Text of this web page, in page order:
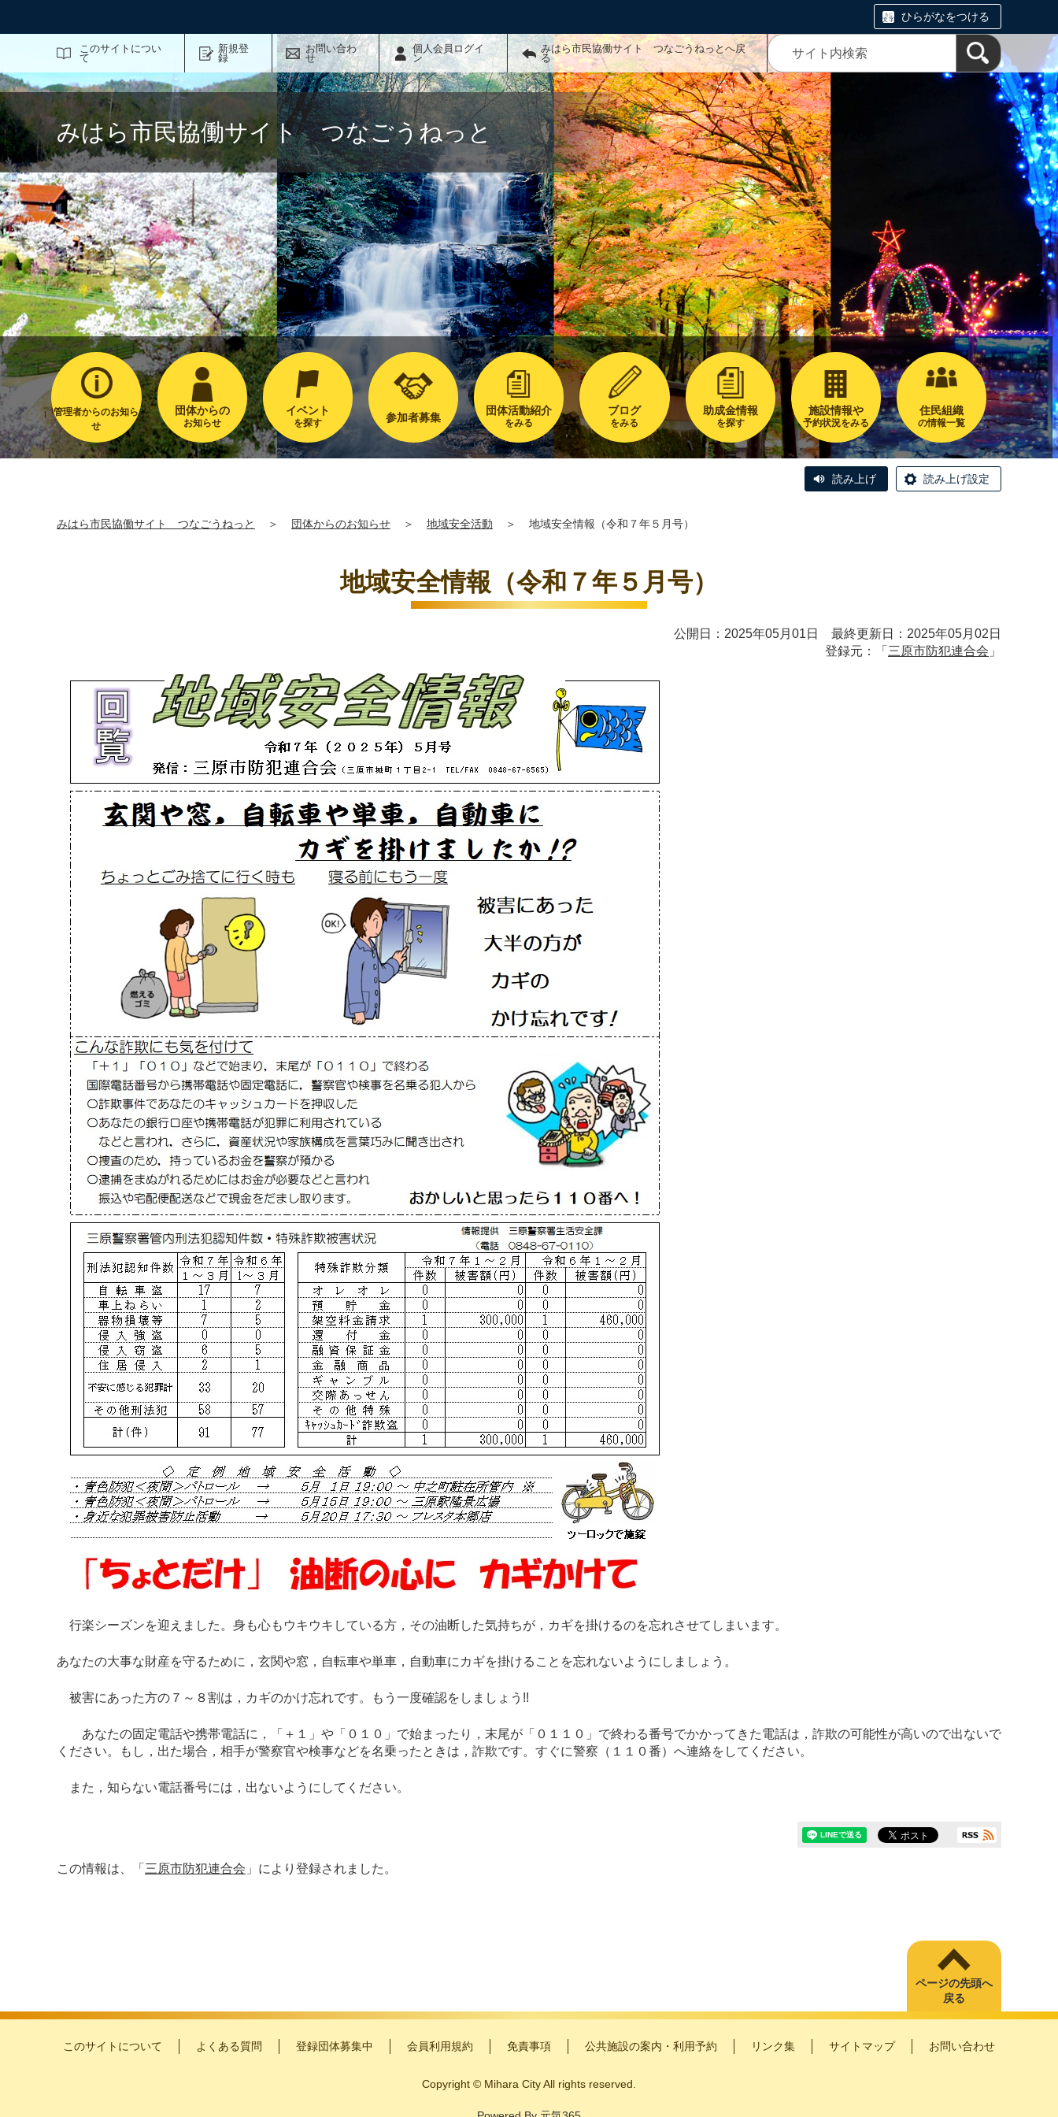
ひらがなをつける
このサイトについ
て
新規登
録
お問い合わ
せ
個人会員ログイ
ン
みはら市民協働サイト つなごうねっとへ戻
る
みはら市民協働サイト つなごうねっと
管理者からのお知ら
せ
団体からの
お知らせ
イベント
を探す 参加者募集
団体活動紹介
をみる
ブログ
をみる
助成金情報
を探す
施設情報や
予約状況をみる
住民組織
の情報一覧
読み上げ 読み上げ設定
みはら市民協働サイト つなごうねっと ＞ 団体からのお知らせ ＞ 地域安全活動 ＞ 地域安全情報（令和７年５月号）
地域安全情報（令和７年５月号）
公開日：2025年05月01日 最終更新日：2025年05月02日
登録元：「 三原市防犯連合会 」
行楽シーズンを迎えました。身も心もウキウキしている方，その油断した気持ちが，カギを掛けるのを忘れさせてしまいます。
あなたの大事な財産を守るために，玄関や窓，自転車や単車，自動車にカギを掛けることを忘れないようにしましょう。
被害にあった方の７～８割は，カギのかけ忘れです。もう一度確認をしましょう!!
あなたの固定電話や携帯電話に，「＋１」や「０１０」で始まったり，末尾が「０１１０」で終わる番号でかかってきた電話は，詐欺の可能性が高いので出ないで
ください。もし，出た場合，相手が警察官や検事などを名乗ったときは，詐欺です。すぐに警察（１１０番）へ連絡をしてください。
また，知らない電話番号には，出ないようにしてください。
この情報は、「 三原市防犯連合会 」により登録されました。
ページの先頭へ
戻る
このサイトについて よくある質問 登録団体募集中 会員利用規約 免責事項 公共施設の案内・利用予約 リンク集 サイトマップ お問い合わせ
Copyright © Mihara City All rights reserved.